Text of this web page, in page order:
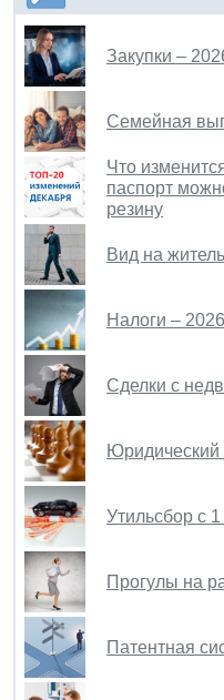
Закупки –
Семейная
Что
паспорт
резину
Вид на
Налоги –
Сделки с
Юридический
Утильсбор с
Прогулы на
Патентная